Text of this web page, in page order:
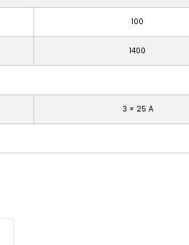
100
1400
3 × 25 A